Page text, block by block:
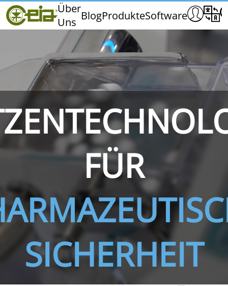
Über
Uns BlogProdukteSoftware
Home
CEIA
Messen und Veranstaltungen
THS/PH210 THS/PH210-FFV THS/
THS/PH21N-FB THS/PH21N-FFV
THS/
D25
FÜR
SICHERHEIT